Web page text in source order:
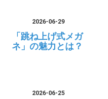
2026-06-29
「跳ね上げ式メガ
ネ」の魅力とは？
2026-06-25